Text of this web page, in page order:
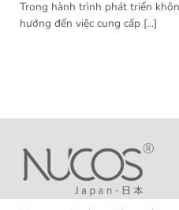
Trong hành trình phát triển
hướng đến việc cung cấp [...]